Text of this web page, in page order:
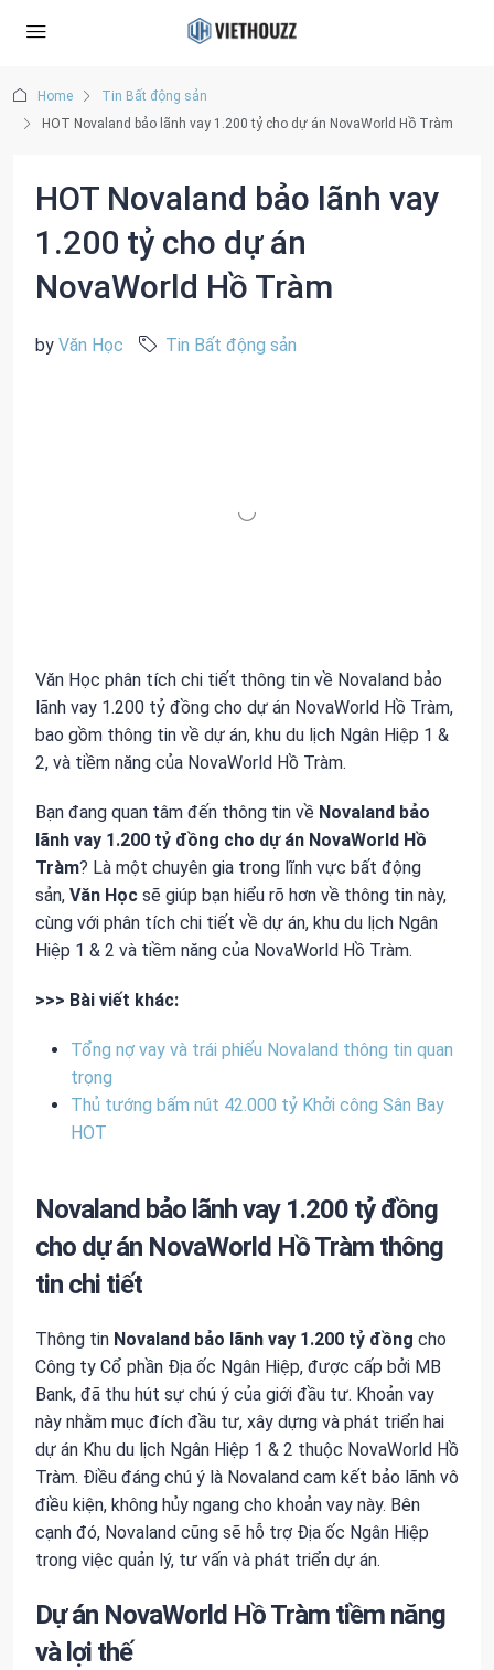
Home
Tin Bất động sản
HOT Novaland bảo lãnh vay 1.200 tỷ cho dự án NovaWorld Hồ Tràm
HOT Novaland bảo lãnh vay
1.200 tỷ cho dự án
NovaWorld Hồ Tràm
by Văn Học Tin Bất động sản
Văn Học phân tích chi tiết thông tin về Novaland bảo
lãnh vay 1.200 tỷ đồng cho dự án NovaWorld Hồ Tràm,
bao gồm thông tin về dự án, khu du lịch Ngân Hiệp 1 &
2, và tiềm năng của NovaWorld Hồ Tràm.
Bạn đang quan tâm đến thông tin về Novaland bảo
lãnh vay 1.200 tỷ đồng cho dự án NovaWorld Hồ
Tràm? Là một chuyên gia trong lĩnh vực bất động
sản, Văn Học sẽ giúp bạn hiểu rõ hơn về thông tin này,
cùng với phân tích chi tiết về dự án, khu du lịch Ngân
Hiệp 1 & 2 và tiềm năng của NovaWorld Hồ Tràm.
>>> Bài viết khác:
Tổng nợ vay và trái phiếu Novaland thông tin quan
trọng
Thủ tướng bấm nút 42.000 tỷ Khởi công Sân Bay
HOT
Novaland bảo lãnh vay 1.200 tỷ đồng
cho dự án NovaWorld Hồ Tràm thông
tin chi tiết
Thông tin Novaland bảo lãnh vay 1.200 tỷ đồng cho
Công ty Cổ phần Địa ốc Ngân Hiệp, được cấp bởi MB
Bank, đã thu hút sự chú ý của giới đầu tư. Khoản vay
này nhằm mục đích đầu tư, xây dựng và phát triển hai
dự án Khu du lịch Ngân Hiệp 1 & 2 thuộc NovaWorld Hồ
Tràm. Điều đáng chú ý là Novaland cam kết bảo lãnh vô
điều kiện, không hủy ngang cho khoản vay này. Bên
cạnh đó, Novaland cũng sẽ hỗ trợ Địa ốc Ngân Hiệp
trong việc quản lý, tư vấn và phát triển dự án.
Dự án NovaWorld Hồ Tràm tiềm năng
và lợi thế